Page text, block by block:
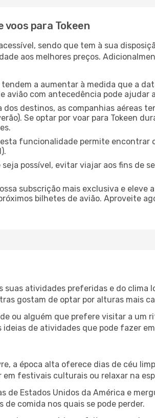
para Tokeen
sendo que tem à sua
aos melhores preços.
a aumentar à medida que a
avião com antecedência pode
dos destinos, as companhias aéreas
Se optar por voar para Tokeen
funcionalidade permite encontrar
seja possível, evitar viajar aos fins de
subscrição mais exclusiva e eleve
bilhetes de avião. Aproveite
atividades preferidas e do clima
gostam de optar por alturas mais
ou alguém que prefere visitar a um
de atividades que pode fazer
a época alta oferece dias de céu
festivais culturais ou relaxar na
de Estados Unidos da América e
comida nos quais se pode perder.